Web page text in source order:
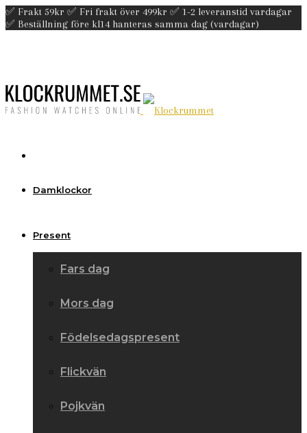
✅ Frakt 59kr ✅ Fri frakt över 499kr ✅ 1-2 leveranstid vardagar
✅ Beställning före kl14 hanteras samma dag (vardagar)
Damklockor
Present
Fars dag
Mors dag
Födelsedagspresent
Flickvän
Pojkvän